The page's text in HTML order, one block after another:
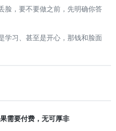
脸，要不要做之前，先明确你答
学习、甚至是开心，那钱和脸面
需要付费，无可厚非